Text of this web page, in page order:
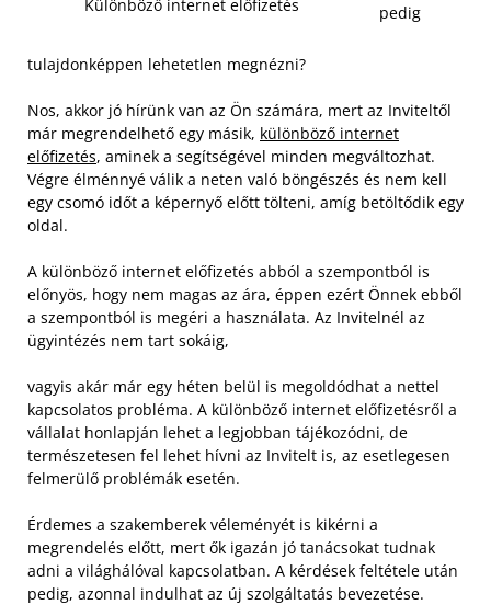
Különböző internet előfizetés
pedig
tulajdonképpen lehetetlen megnézni?
Nos, akkor jó hírünk van az Ön számára, mert az Inviteltől
már megrendelhető egy másik, különböző internet
előfizetés, aminek a segítségével minden megváltozhat.
Végre élménnyé válik a neten való böngészés és nem kell
egy csomó időt a képernyő előtt tölteni, amíg betöltődik egy
oldal.
A különböző internet előfizetés abból a szempontból is
előnyös, hogy nem magas az ára, éppen ezért Önnek ebből
a szempontból is megéri a használata. Az Invitelnél az
ügyintézés nem tart sokáig,
vagyis akár már egy héten belül is megoldódhat a nettel
kapcsolatos probléma. A különböző internet előfizetésről a
vállalat honlapján lehet a legjobban tájékozódni, de
természetesen fel lehet hívni az Invitelt is, az esetlegesen
felmerülő problémák esetén.
Érdemes a szakemberek véleményét is kikérni a
megrendelés előtt, mert ők igazán jó tanácsokat tudnak
adni a világhálóval kapcsolatban. A kérdések feltétele után
pedig, azonnal indulhat az új szolgáltatás bevezetése.